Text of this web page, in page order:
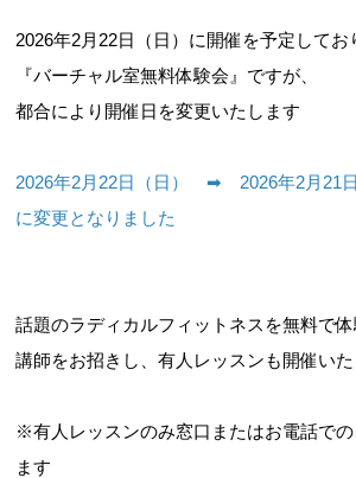
2026年2月22日（日）に開催を予定してお
『バーチャル室無料体験会』ですが、
都合により開催日を変更いたします
2026年2月22日（日） ➡ 2026年2月21日
に変更となりました
話題のラディカルフィットネスを無料で
講師をお招きし、有人レッスンも開催い
※有人レッスンのみ窓口またはお電話で
ます